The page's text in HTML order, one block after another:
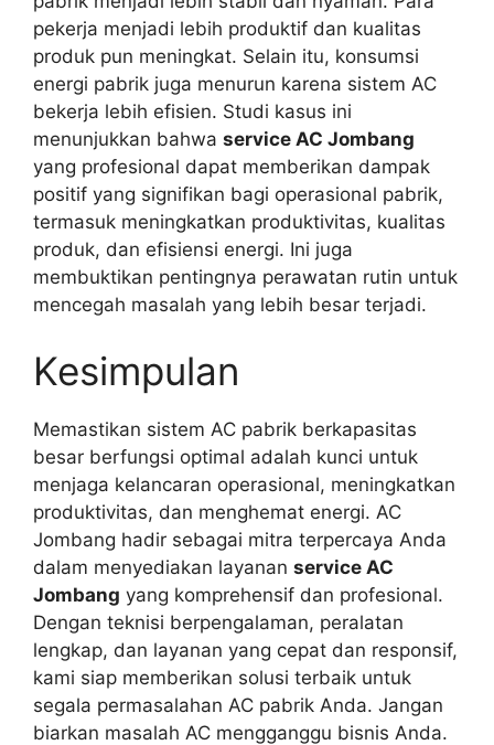
pekerja menjadi lebih produktif dan kualitas
produk pun meningkat. Selain itu, konsumsi
energi pabrik juga menurun karena sistem AC
bekerja lebih efisien. Studi kasus ini
menunjukkan bahwa service AC Jombang
yang profesional dapat memberikan dampak
positif yang signifikan bagi operasional pabrik,
termasuk meningkatkan produktivitas, kualitas
produk, dan efisiensi energi. Ini juga
membuktikan pentingnya perawatan rutin untuk
mencegah masalah yang lebih besar terjadi.
Kesimpulan
Memastikan sistem AC pabrik berkapasitas
besar berfungsi optimal adalah kunci untuk
menjaga kelancaran operasional, meningkatkan
produktivitas, dan menghemat energi. AC
Jombang hadir sebagai mitra terpercaya Anda
dalam menyediakan layanan service AC
Jombang yang komprehensif dan profesional.
Dengan teknisi berpengalaman, peralatan
lengkap, dan layanan yang cepat dan responsif,
kami siap memberikan solusi terbaik untuk
segala permasalahan AC pabrik Anda. Jangan
biarkan masalah AC mengganggu bisnis Anda.